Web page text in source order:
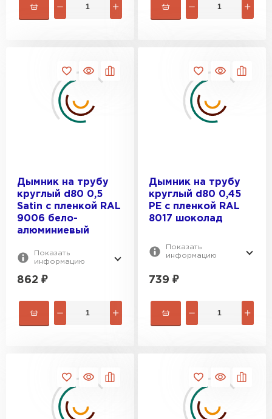
Дымник на трубу
круглый d80 0,5
Satin с пленкой RAL
9006 бело-
алюминиевый
Показать
информацию
862 ₽
Дымник на трубу
круглый d80 0,45
PE с пленкой RAL
8017 шоколад
Показать
информацию
739 ₽
Фальцевая кровля
ПЕРЕЙТИ